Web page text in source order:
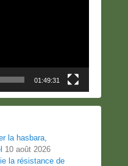
01:49:31
la hasbara,
10 août 2026
la résistance de